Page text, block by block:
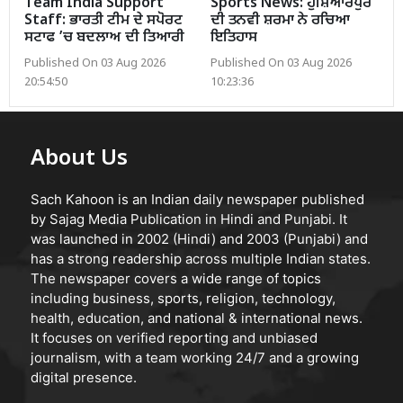
Team India Support
Staff: ਭਾਰਤੀ ਟੀਮ ਦੇ ਸਪੋਰਟ
ਸਟਾਫ ’ਚ ਬਦਲਾਅ ਦੀ ਤਿਆਰੀ
Published On 03 Aug 2026
20:54:50
Sports News: ਹੁਸ਼ਿਆਰਪੁਰ
ਦੀ ਤਨਵੀ ਸ਼ਰਮਾ ਨੇ ਰਚਿਆ
ਇਤਿਹਾਸ
Published On 03 Aug 2026
10:23:36
About Us
Sach Kahoon is an Indian daily newspaper published
by Sajag Media Publication in Hindi and Punjabi. It
was launched in 2002 (Hindi) and 2003 (Punjabi) and
has a strong readership across multiple Indian states.
The newspaper covers a wide range of topics
including business, sports, religion, technology,
health, education, and national & international news.
It focuses on verified reporting and unbiased
journalism, with a team working 24/7 and a growing
digital presence.